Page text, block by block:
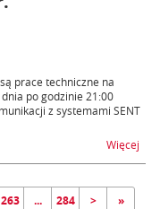
prace techniczne na
po godzinie 21:00
z systemami SENT
Więcej
263 ... 284 > »